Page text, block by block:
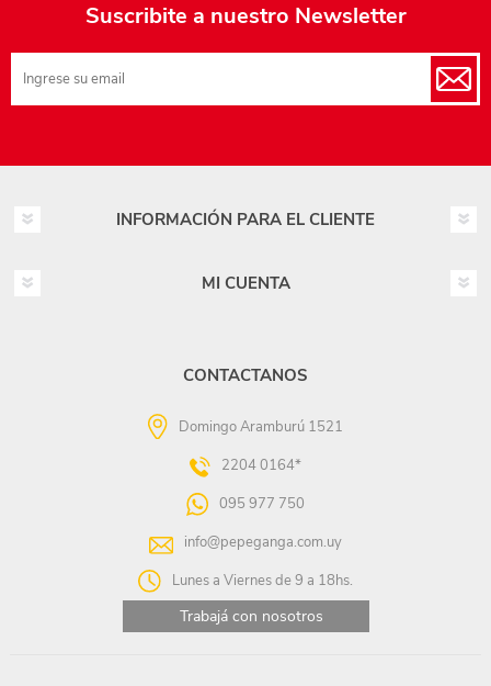
Suscribite a nuestro Newsletter
INFORMACIÓN PARA EL CLIENTE
MI CUENTA
CONTACTANOS
Domingo Aramburú 1521
2204 0164*
095 977 750
info@pepeganga.com.uy
Lunes a Viernes de 9 a 18hs.
Trabajá con nosotros